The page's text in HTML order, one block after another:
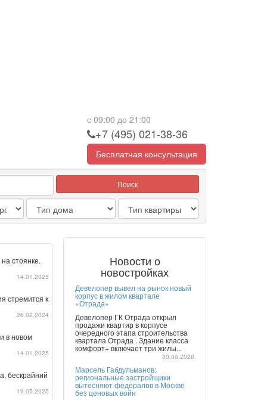
с 09:00 до 21:00
+7 (495) 021-38-36
Бесплатная консультация
Поиск
стоянке.
14.01.2025
стремится к
26.02.2024
в новом
14.01.2025
бескрайний
19.05.2025
Новости о
новостройках
Девелопер вывел на рынок новый
корпус в жилом квартале
«Отрада»
Девелопер ГК Отрада открыл
продажи квартир в корпусе
очередного этапа строительства
квартала Отрада . Здание класса
комфорт+ включает три жилы...
30.06.2026
Марсель Габдульманов:
региональные застройщики
вытесняют федералов в Москве
без ценовых войн